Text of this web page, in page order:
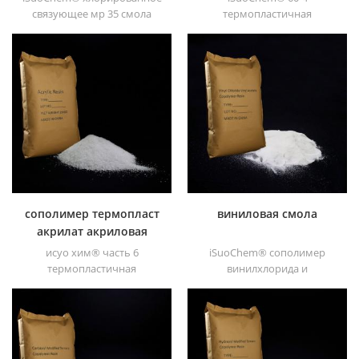
краски
связующее мр 35 смола
связующего и разработан
для печатных красок и
тяжелых антикоррозийных
красок.
термопластичная
сольвентных печатных
красок, лаков, пластиковых
красок, контейнерных
красок, и т.п.
сополимер термопласт
акрилат акриловая
смола
исуо хим® часть 6
термопластичная
сополимер
метилметакрилата и н-
бутилметакрилата.,
виниловая смола
iSuoChem® сополимер
винилхлорида и
белый порошок смола
Винилхлорид &; ;
винилацетатный
сополимер. его